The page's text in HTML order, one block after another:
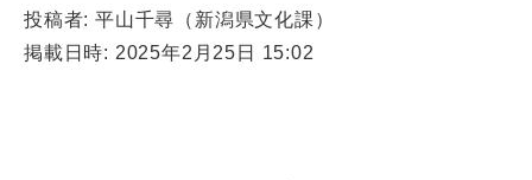
投稿者: 平山千尋（新潟県文化課）
掲載日時: 2025年2月25日 15:02